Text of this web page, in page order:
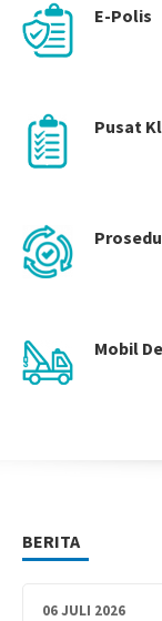
E-Polis
Pusat
Mobil
BERITA
06 JULI 2026